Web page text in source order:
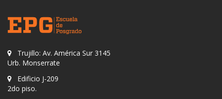
Trujillo: Av. América Sur 3145
Urb. Monserrate
Edificio J-209
2do piso.